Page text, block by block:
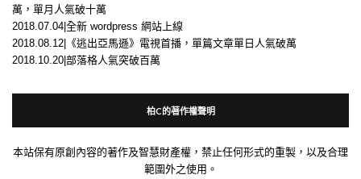
萬，單月人氣破十萬
2018.07.04|全新 wordpress 網站上線
2018.08.12|《逃出亞馬遜》電視首播，單篇文章單日人氣破萬
2018.10.20|部落格人氣突破百萬
柏C的著作權聲明
本站保有原創內容的著作及智慧財產權，禁止任何形式的重製，以及合理
範圍外之使用。